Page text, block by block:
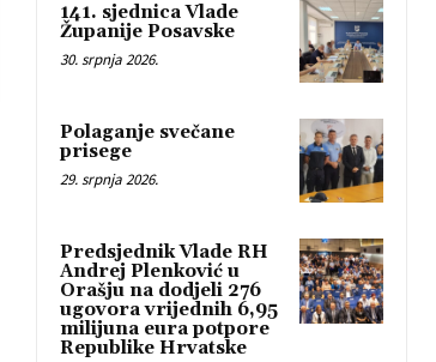
141. sjednica Vlade
Županije Posavske
30. srpnja 2026.
Polaganje svečane
prisege
29. srpnja 2026.
Predsjednik Vlade RH
Andrej Plenković u
Orašju na dodjeli 276
ugovora vrijednih 6,95
milijuna eura potpore
Republike Hrvatske